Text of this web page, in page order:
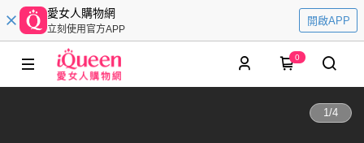
愛女人購物網
立刻使用官方APP
開啟APP
0
1/4